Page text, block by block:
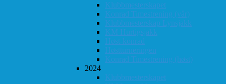
Klubbmesterskapet
Konrad Timestrening (vår)
Klubbmesterskap Lynsjakk
KM Hurtigsjakk
Høst-konrad
Høstturneringen
Konrad Timestrening (høst)
2024
Klubbmesterskapet